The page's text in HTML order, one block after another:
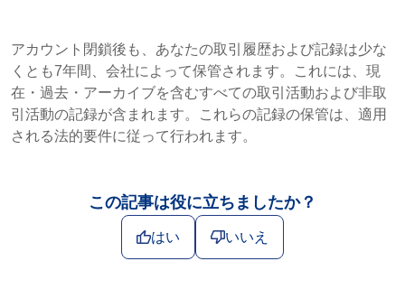
アカウント閉鎖後も、あなたの取引履歴および記録は少な
くとも7年間、会社によって保管されます。これには、現
在・過去・アーカイブを含むすべての取引活動および非取
引活動の記録が含まれます。これらの記録の保管は、適用
される法的要件に従って行われます。
この記事は役に立ちましたか？
はい いいえ